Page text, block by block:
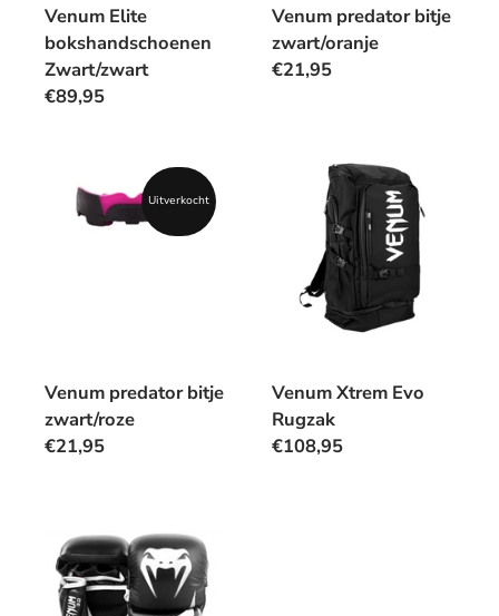
Venum Elite
bokshandschoenen
Zwart/zwart
€89,95
Venum predator bitje
zwart/oranje
€21,95
Uitverkocht
Venum predator bitje
zwart/roze
€21,95
Venum Xtrem Evo
Rugzak
€108,95